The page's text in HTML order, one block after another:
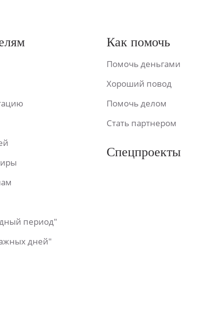
период"
дней"
Как помочь
Помочь деньгами
Хороший повод
Помочь делом
Стать партнером
Спецпроекты